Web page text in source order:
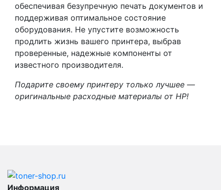
обеспечивая безупречную печать документов и
поддерживая оптимальное состояние
оборудования. Не упустите возможность
продлить жизнь вашего принтера, выбрав
проверенные, надежные компоненты от
известного производителя.
Подарите своему принтеру только лучшее —
оригинальные расходные материалы от HP!
Информация